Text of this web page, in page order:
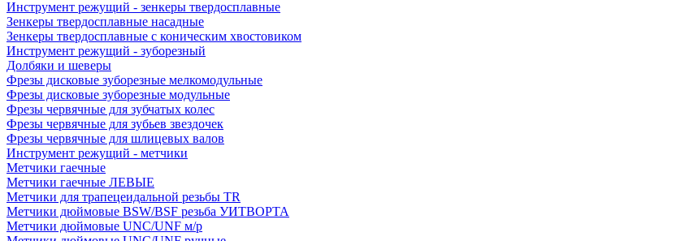
Инструмент режущий - зенкеры твердосплавные
Зенкеры твердосплавные насадные
Зенкеры твердосплавные с коническим хвостовиком
Инструмент режущий - зуборезный
Долбяки и шеверы
Фрезы дисковые зуборезные мелкомодульные
Фрезы дисковые зуборезные модульные
Фрезы червячные для зубчатых колес
Фрезы червячные для зубьев звездочек
Фрезы червячные для шлицевых валов
Инструмент режущий - метчики
Метчики гаечные
Метчики гаечные ЛЕВЫЕ
Метчики для трапецеидальной резьбы TR
Метчики дюймовые BSW/BSF резьба УИТВОРТА
Метчики дюймовые UNC/UNF м/р